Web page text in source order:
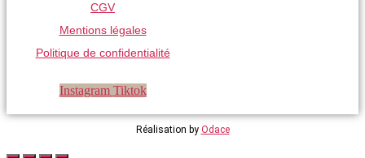
CGV
Mentions légales
Politique de confidentialité
Instagram Tiktok
Réalisation by Odace